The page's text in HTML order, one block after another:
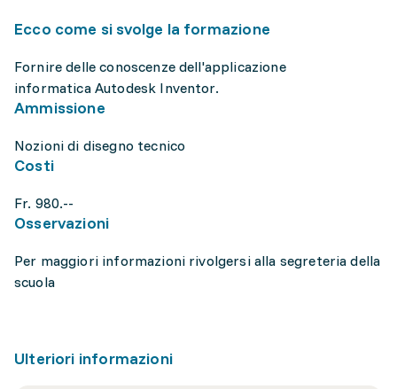
Ecco come si svolge la formazione
Fornire delle conoscenze dell'applicazione
informatica Autodesk Inventor.
Ammissione
Nozioni di disegno tecnico
Costi
Fr. 980.--
Osservazioni
Per maggiori informazioni rivolgersi alla segreteria della
scuola
Ulteriori informazioni